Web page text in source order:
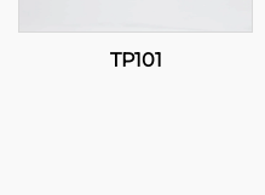
TP101